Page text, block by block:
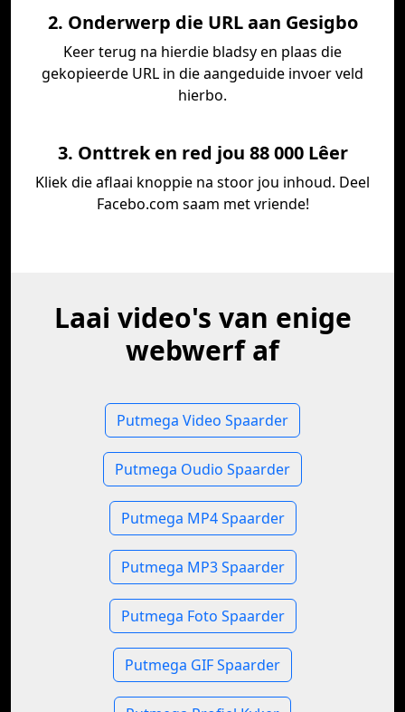
2. Onderwerp die URL aan Gesigbo
Keer terug na hierdie bladsy en plaas die
gekopieerde URL in die aangeduide invoer veld
hierbo.
3. Onttrek en red jou 88 000 Lêer
Kliek die aflaai knoppie na stoor jou inhoud. Deel
Facebo.com saam met vriende!
Laai video's van enige
webwerf af
Putmega Video Spaarder
Putmega Oudio Spaarder
Putmega MP4 Spaarder
Putmega MP3 Spaarder
Putmega Foto Spaarder
Putmega GIF Spaarder